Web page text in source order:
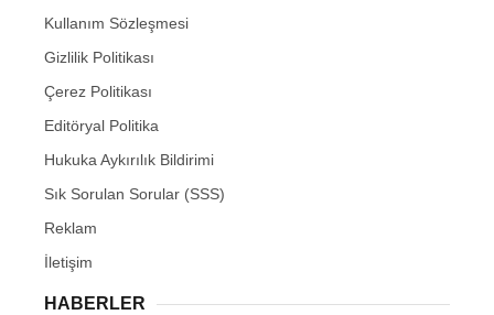
Kullanım Sözleşmesi
Gizlilik Politikası
Çerez Politikası
Editöryal Politika
Hukuka Aykırılık Bildirimi
Sık Sorulan Sorular (SSS)
Reklam
İletişim
HABERLER